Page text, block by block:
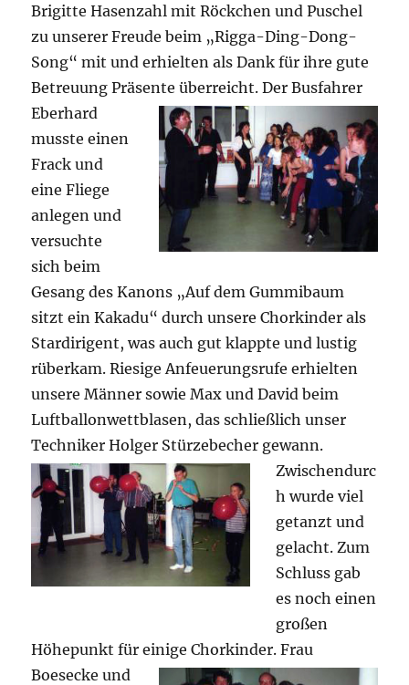
Brigitte Hasenzahl mit Röckchen und Puschel
zu unserer Freude beim „Rigga-Ding-Dong-
Song“ mit und erhielten als Dank für ihre gute
Betreuung Präsente überreicht. Der Busfahrer
Eberhard
musste einen
Frack und
eine Fliege
anlegen und
versuchte
sich beim
Gesang des Kanons „Auf dem Gummibaum
sitzt ein Kakadu“ durch unsere Chorkinder als
Stardirigent, was auch gut klappte und lustig
rüberkam. Riesige Anfeuerungsrufe erhielten
unsere Männer sowie Max und David beim
Luftballonwettblasen, das schließlich unser
Techniker Holger Stürzebecher gewann.
Zwischendurc
h wurde viel
getanzt und
gelacht. Zum
Schluss gab
es noch einen
großen
Höhepunkt für einige Chorkinder.Frau
Boesecke und